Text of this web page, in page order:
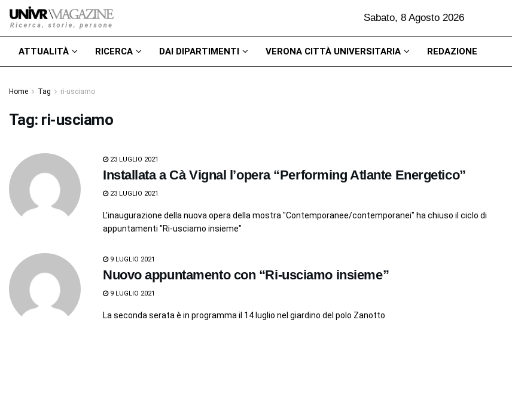
Sabato, 8 Agosto 2026
ATTUALITÀ RICERCA DAI DIPARTIMENTI VERONA CITTÀ UNIVERSITARIA REDAZIONE
Home Tag ri-usciamo
Tag: ri-usciamo
23 LUGLIO 2021
Installata a Cà Vignal l’opera “Performing Atlante Energetico”
23 LUGLIO 2021
L'inaugurazione della nuova opera della mostra "Contemporanee/contemporanei" ha chiuso il ciclo di
appuntamenti "Ri-usciamo insieme"
9 LUGLIO 2021
Nuovo appuntamento con “Ri-usciamo insieme”
9 LUGLIO 2021
La seconda serata è in programma il 14 luglio nel giardino del polo Zanotto